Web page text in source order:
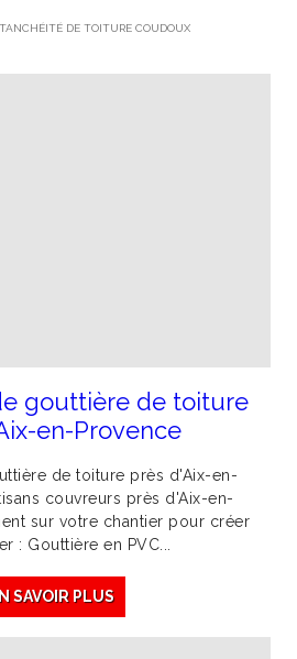
DE TOITURE COUDOUX
gouttière de toiture
en-Provence
de toiture près d'Aix-en-
couvreurs près d'Aix-en-
sur votre chantier pour créer
: Gouttière en PVC...
SAVOIR PLUS